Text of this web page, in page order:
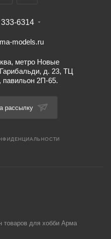
6314
models.ru
метро Новые
д. 23, ТЦ
павильон 2П-65.
рассылку
товаров для хобби Арма